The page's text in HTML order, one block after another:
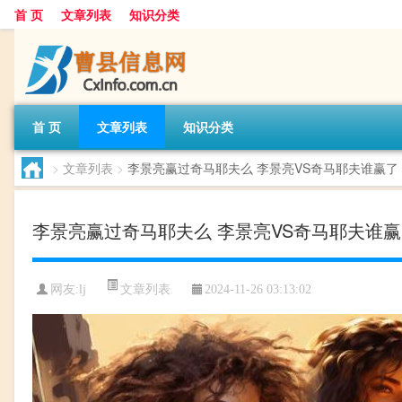
首 页 文章列表 知识分类
首 页 文章列表 知识分类
> 文章列表 > 李景亮赢过奇马耶夫么 李景亮VS奇马耶夫谁赢了
李景亮赢过奇马耶夫么 李景亮VS奇马耶夫谁
网友: lj 文章列表 2024-11-26 03:13:02